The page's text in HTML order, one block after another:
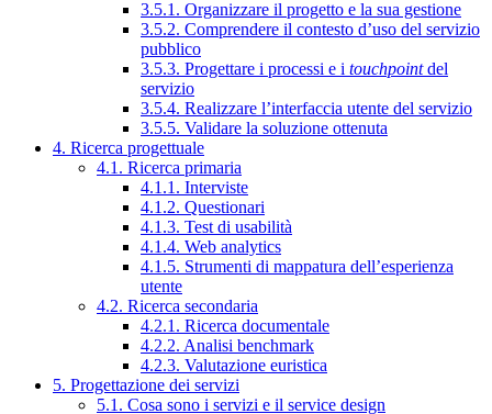
3.5.1. Organizzare il progetto e la sua gestione
3.5.2. Comprendere il contesto d’uso del servizio
pubblico
3.5.3. Progettare i processi e i touchpointdel
servizio
3.5.4. Realizzare l’interfaccia utente del servizio
3.5.5. Validare la soluzione ottenuta
4. Ricerca progettuale
4.1. Ricerca primaria
4.1.1. Interviste
4.1.2. Questionari
4.1.3. Test di usabilità
4.1.4. Web analytics
4.1.5. Strumenti di mappatura dell’esperienza
utente
4.2. Ricerca secondaria
4.2.1. Ricerca documentale
4.2.2. Analisi benchmark
4.2.3. Valutazione euristica
5. Progettazione dei servizi
5.1. Cosa sono i servizi e il service design